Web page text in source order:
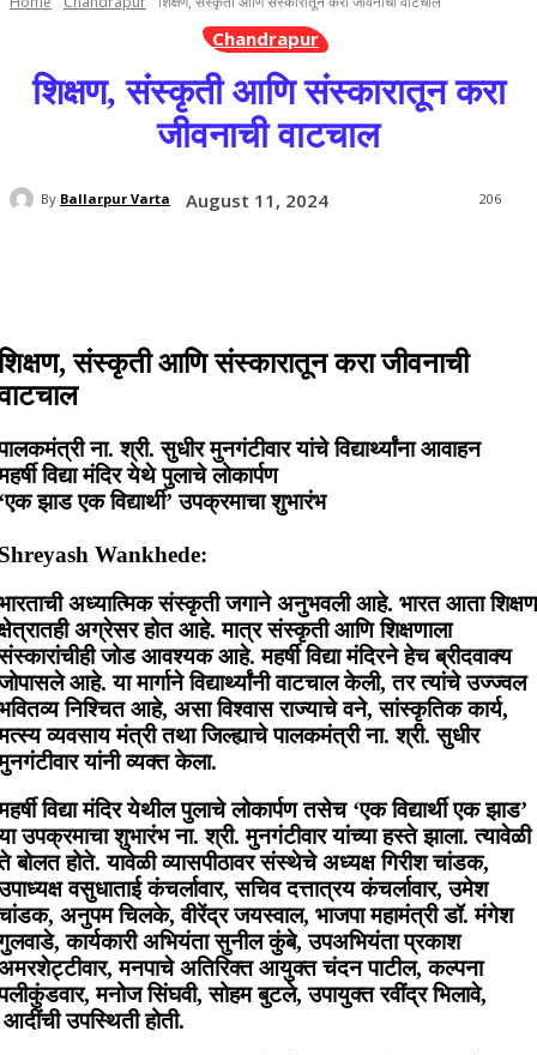
Chandrapur
शिक्षण, संस्कृती आणि संस्कारातून करा
जीवनाची वाटचाल
By Ballarpur Varta August 11, 2024 206
संस्कृती आणि संस्कारातून करा जीवनाची
ना. श्री. सुधीर मुनगंटीवार यांचे विद्यार्थ्यांना आवाहन
विद्या मंदिर येथे पुलाचे लोकार्पण
झाड एक विद्यार्थी’ उपक्रमाचा शुभारंभ
Wankhede:
अध्यात्मिक संस्कृती जगाने अनुभवली आहे. भारत आता शिक्षण
अग्रेसर होत आहे. मात्र संस्कृती आणि शिक्षणाला
जोड आवश्यक आहे. महर्षी विद्या मंदिरने हेच ब्रीदवाक्य
आहे. या मार्गाने विद्यार्थ्यांनी वाटचाल केली, तर त्यांचे उज्ज्वल
निश्चित आहे, असा विश्वास राज्याचे वने, सांस्कृतिक कार्य,
व्यवसाय मंत्री तथा जिल्ह्याचे पालकमंत्री ना. श्री. सुधीर
यांनी व्यक्त केला.
विद्या मंदिर येथील पुलाचे लोकार्पण तसेच ‘एक विद्यार्थी एक झाड’
उपक्रमाचा शुभारंभ ना. श्री. मुनगंटीवार यांच्या हस्ते झाला. त्यावेळी
बोलत होते. यावेळी व्यासपीठावर संस्थेचे अध्यक्ष गिरीश चांडक,
वसुधाताई कंचर्लावार, सचिव दत्तात्रय कंचर्लावार, उमेश
अनुपम चिलके, वीरेंद्र जयस्वाल, भाजपा महामंत्री डॉ. मंगेश
कार्यकारी अभियंता सुनील कुंबे, उपअभियंता प्रकाश
मनपाचे अतिरिक्त आयुक्त चंदन पाटील, कल्पना
मनोज सिंघवी, सोहम बुटले, उपायुक्त रवींद्र भिलावे,
उपस्थिती होती.